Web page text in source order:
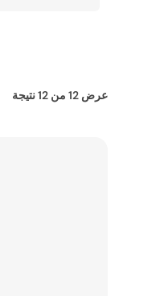
عرض 12 من 12نتيجة